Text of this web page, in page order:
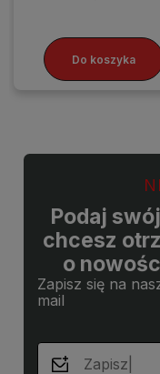
Do koszyka
Podaj
chcesz
o
Zapisz się na
mail